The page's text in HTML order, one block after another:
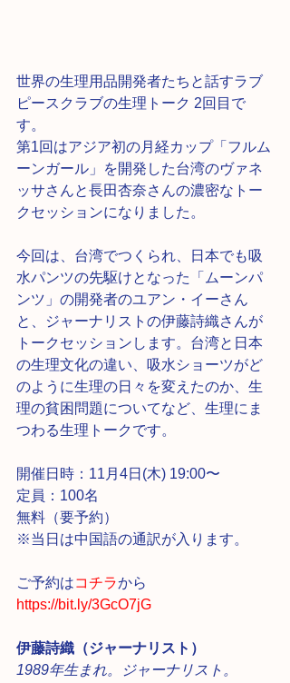
世界の生理用品開発者たちと話すラブ
ピースクラブの生理トーク 2回目で
す。
第1回はアジア初の月経カップ「フルム
ーンガール」を開発した台湾のヴァネ
ッサさんと長田杏奈さんの濃密なトー
クセッションになりました。
今回は、台湾でつくられ、日本でも吸
水パンツの先駆けとなった「ムーンパ
ンツ」の開発者のユアン・イーさん
と、ジャーナリストの伊藤詩織さんが
トークセッションします。台湾と日本
の生理文化の違い、吸水ショーツがど
のように生理の日々を変えたのか、生
理の貧困問題についてなど、生理にま
つわる生理トークです。
開催日時：11月4日(木) 19:00〜
定員：100名
無料（要予約）
※当日は中国語の通訳が入ります。
ご予約はコチラから
https://bit.ly/3GcO7jG
伊藤詩織（ジャーナリスト）
1989年生まれ。ジャーナリスト。